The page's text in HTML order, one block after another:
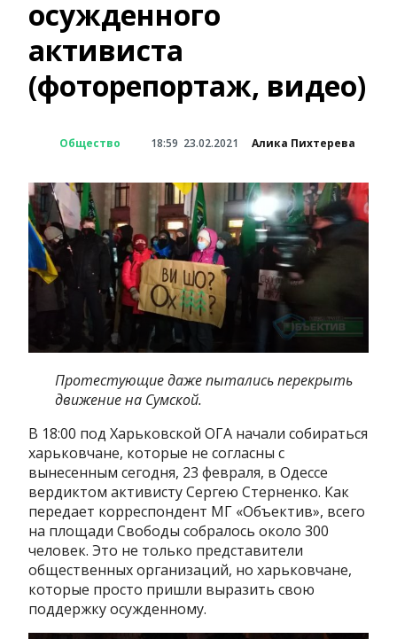
осужденного
активиста
(фоторепортаж, видео)
Общество 18:59 23.02.2021 Алика Пихтерева
Протестующие даже пытались перекрыть
движение на Сумской.
В 18:00 под Харьковской ОГА начали собираться
харьковчане, которые не согласны с
вынесенным сегодня, 23 февраля, в Одессе
вердиктом активисту Сергею Стерненко. Как
передает корреспондент МГ «Объектив», всего
на площади Свободы собралось около 300
человек. Это не только представители
общественных организаций, но харьковчане,
которые просто пришли выразить свою
поддержку осужденному.